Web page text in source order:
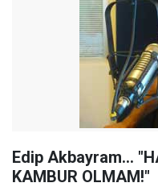
Edip Akbayram...
KAMBUR OLMAM!"